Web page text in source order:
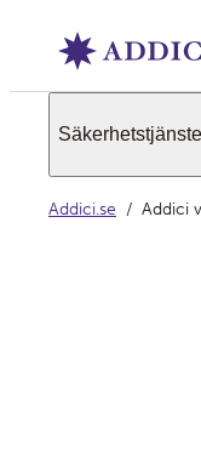
Addici.se Addici